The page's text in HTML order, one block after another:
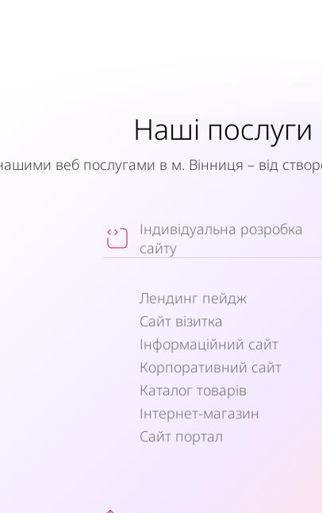
Наші послуги
веб послугами в м. Вінниця – від
Індивідуальна розробка
сайту
Лендинг пейдж
Сайт візитка
Інформаційний сайт
Корпоративний сайт
Каталог товарів
Інтернет-магазин
Сайт портал